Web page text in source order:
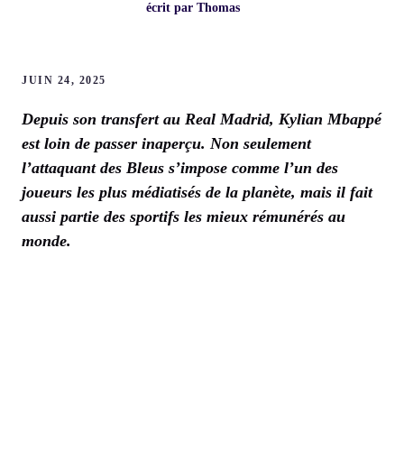
écrit par Thomas
JUIN 24, 2025
Depuis son transfert au Real Madrid, Kylian Mbappé
est loin de passer inaperçu. Non seulement
l’attaquant des Bleus s’impose comme l’un des
joueurs les plus médiatisés de la planète, mais il fait
aussi partie des sportifs les mieux rémunérés au
monde.